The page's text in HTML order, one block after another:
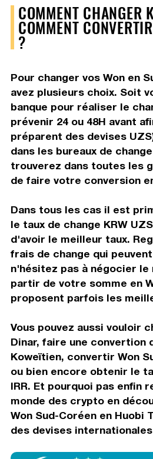
COMMENT CHANGER
COMMENT
?
Pour changer vos Won en
avez plusieurs choix. Soit
banque pour réaliser le
prévenir 24 ou 48H avant
préparent des devises
dans les bureaux de
trouverez dans toutes les
de faire votre conversion
Dans tous les cas il est
le taux de change KRW
d'avoir le meilleur taux.
frais de change qui
n'hésitez pas à négocier le
partir de votre somme en
proposent parfois les
Vous pouvez aussi vouloir
Dinar, faire une convertion
Koweïtien, convertir Won
ou bien encore obtenir le
IRR. Et pourquoi pas enfin
monde des crypto en
Won Sud-Coréen en Huobi
des devises